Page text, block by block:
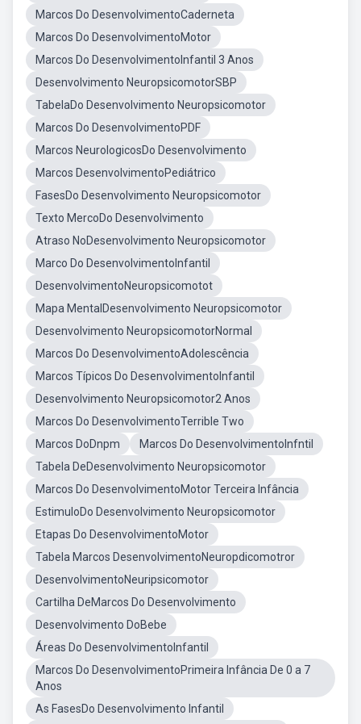
Marcos Do DesenvolvimentoCaderneta
Marcos Do DesenvolvimentoMotor
Marcos Do DesenvolvimentoInfantil 3 Anos
Desenvolvimento NeuropsicomotorSBP
TabelaDo Desenvolvimento Neuropsicomotor
Marcos Do DesenvolvimentoPDF
Marcos NeurologicosDo Desenvolvimento
Marcos DesenvolvimentoPediátrico
FasesDo Desenvolvimento Neuropsicomotor
Texto MercoDo Desenvolvimento
Atraso NoDesenvolvimento Neuropsicomotor
Marco Do DesenvolvimentoInfantil
DesenvolvimentoNeuropsicomotot
Mapa MentalDesenvolvimento Neuropsicomotor
Desenvolvimento NeuropsicomotorNormal
Marcos Do DesenvolvimentoAdolescência
Marcos Típicos Do DesenvolvimentoInfantil
Desenvolvimento Neuropsicomotor2 Anos
Marcos Do DesenvolvimentoTerrible Two
Marcos DoDnpm
Marcos Do DesenvolvimentoInfntil
Tabela DeDesenvolvimento Neuropsicomotor
Marcos Do DesenvolvimentoMotor Terceira Infância
EstimuloDo Desenvolvimento Neuropsicomotor
Etapas Do DesenvolvimentoMotor
Tabela Marcos DesenvolvimentoNeuropdicomotror
DesenvolvimentoNeuripsicomotor
Cartilha DeMarcos Do Desenvolvimento
Desenvolvimento DoBebe
Áreas Do DesenvolvimentoInfantil
Marcos Do DesenvolvimentoPrimeira Infância De 0 a 7
Anos
As FasesDo Desenvolvimento Infantil